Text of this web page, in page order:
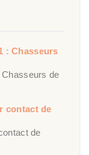
: Chasseurs
de
contact de
de